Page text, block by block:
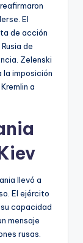
El
de acción
de
Zelenski
la imposición
a
llevó a
El ejército
capacidad
mensaje
rusas.